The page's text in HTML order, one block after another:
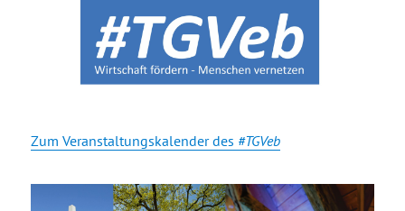
Zum Veranstaltungskalender des #TGVeb